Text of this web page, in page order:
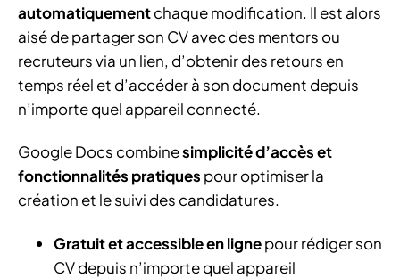
automatiquementchaque modification. Il est alors
aisé de partager son CV avec des mentors ou
recruteurs via un lien, d’obtenir des retours en
temps réel et d’accéder à son document depuis
n’importe quel appareil connecté.
Google Docs combinesimplicité d’accès et
fonctionnalités pratiques pour optimiser la
création et le suivi des candidatures.
Gratuit et accessible en lignepour rédiger son
CV depuis n’importe quel appareil